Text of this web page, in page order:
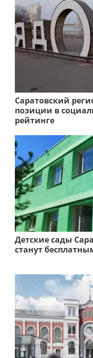
Саратовский
позиции в
рейтинге
Детские сады
станут